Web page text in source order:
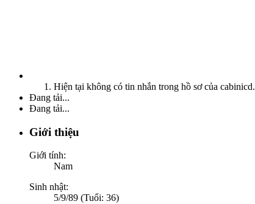
Hiện tại không có tin nhắn trong hồ sơ của cabinicd.
Đang tải...
Đang tải...
Giới thiệu
Giới tính:
Nam
Sinh nhật:
5/9/89 (Tuổi: 36)